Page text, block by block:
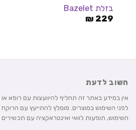
בזלת Bazelet
229
₪
חשוב לדעת
אין במידע באתר זה תחליף להיוועצות עם רופא או
לפני השימוש במוצרים. מומלץ להתייעץ עם הרוקח
השימוש, תופעות לוואי ואינטראקציה עם תכשירים